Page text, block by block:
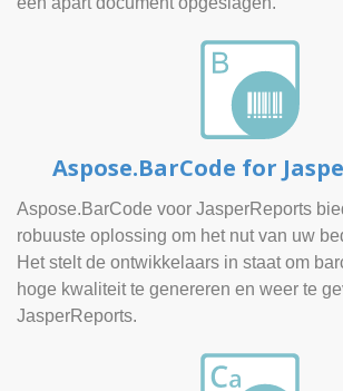
Aspose.BarCode for
Aspose.BarCode voor JasperReports
robuuste oplossing om het nut van uw
Het stelt de ontwikkelaars in staat om
hoge kwaliteit te genereren en weer te
JasperReports.